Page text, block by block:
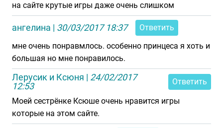
на сайте крутые игры даже очень слишком
ангелина | 30/03/2017 18:37
Ответить
мне очень понравмлось. особенно принцеса я хоть и
большая но мне понравилось.
Лерусик и Ксюня | 24/02/2017
12:53
Ответить
Моей сестрёнке Ксюше очень нравится игры
которые на этом сайте.